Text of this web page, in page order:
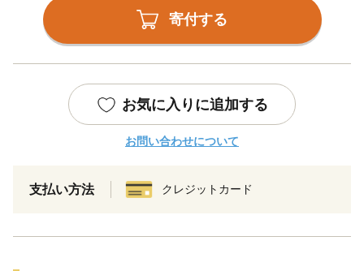
寄付する
お気に入りに追加する
お問い合わせについて
支払い方法 クレジットカード